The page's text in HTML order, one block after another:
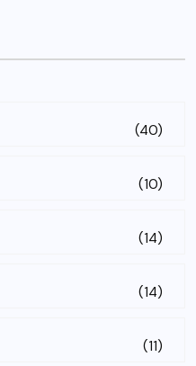
(40)
(10)
(14)
(14)
(11)